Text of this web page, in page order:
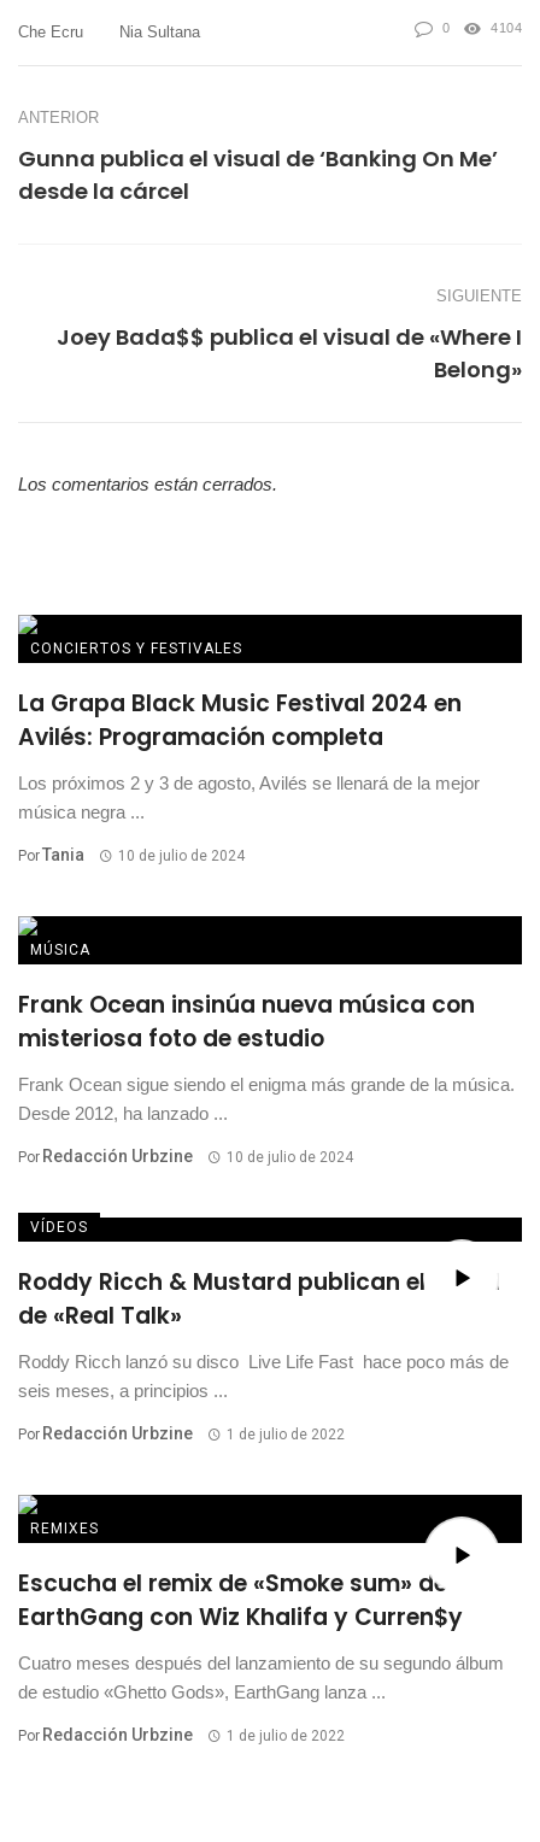
Che Ecru Nia Sultana 0 4104
ANTERIOR
Gunna publica el visual de ‘Banking On Me’
desde la cárcel
SIGUIENTE
Joey Bada$$ publica el visual de «Where I
Belong»
Los comentarios están cerrados.
CONCIERTOS Y FESTIVALES
La Grapa Black Music Festival 2024 en
Avilés: Programación completa
Los próximos 2 y 3 de agosto, Avilés se llenará de la mejor
música negra ...
PorTania 10 de julio de 2024
MÚSICA
Frank Ocean insinúa nueva música con
misteriosa foto de estudio
Frank Ocean sigue siendo el enigma más grande de la música.
Desde 2012, ha lanzado ...
Por Redacción Urbzine 10 de julio de 2024
VÍDEOS
Roddy Ricch & Mustard publican el visual
de «Real Talk»
Roddy Ricch lanzó su disco Live Life Fast hace poco más de
seis meses, a principios ...
Por Redacción Urbzine 1 de julio de 2022
REMIXES
Escucha el remix de «Smoke sum» de
EarthGang con Wiz Khalifa y Curren$y
Cuatro meses después del lanzamiento de su segundo álbum
de estudio «Ghetto Gods», EarthGang lanza ...
Por Redacción Urbzine 1 de julio de 2022